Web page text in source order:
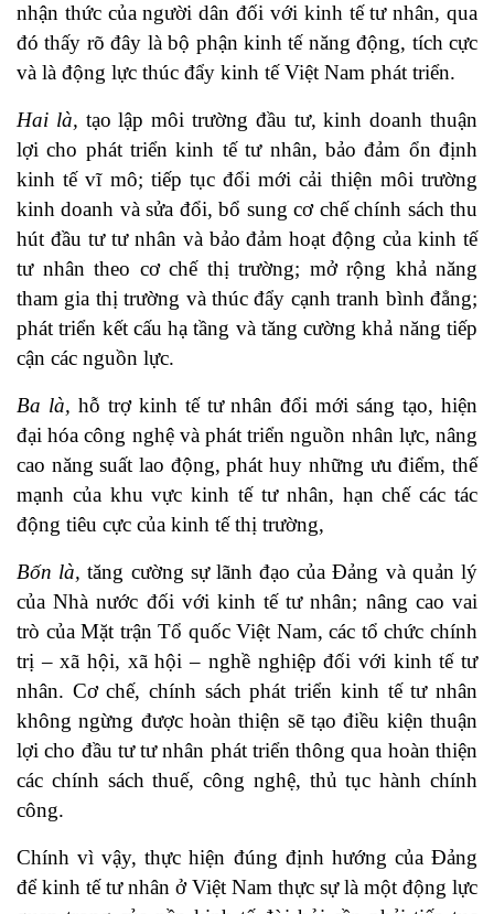
nhận thức của người dân đối với kinh tế tư nhân, qua
đó thấy rõ đây là bộ phận kinh tế năng động, tích cực
và là động lực thúc đẩy kinh tế Việt Nam phát triển.
Hai là, tạo lập môi trường đầu tư, kinh doanh thuận
lợi cho phát triển kinh tế tư nhân, bảo đảm ổn định
kinh tế vĩ mô; tiếp tục đổi mới cải thiện môi trường
kinh doanh và sửa đổi, bổ sung cơ chế chính sách thu
hút đầu tư tư nhân và bảo đảm hoạt động của kinh tế
tư nhân theo cơ chế thị trường; mở rộng khả năng
tham gia thị trường và thúc đẩy cạnh tranh bình đẳng;
phát triển kết cấu hạ tầng và tăng cường khả năng tiếp
cận các nguồn lực.
Ba là, hỗ trợ kinh tế tư nhân đổi mới sáng tạo, hiện
đại hóa công nghệ và phát triển nguồn nhân lực, nâng
cao năng suất lao động, phát huy những ưu điểm, thế
mạnh của khu vực kinh tế tư nhân, hạn chế các tác
động tiêu cực của kinh tế thị trường,
Bốn là,tăng cường sự lãnh đạo của Đảng và quản lý
của Nhà nước đối với kinh tế tư nhân; nâng cao vai
trò của Mặt trận Tổ quốc Việt Nam, các tổ chức chính
trị – xã hội, xã hội – nghề nghiệp đối với kinh tế tư
nhân. Cơ chế, chính sách phát triển kinh tế tư nhân
không ngừng được hoàn thiện sẽ tạo điều kiện thuận
lợi cho đầu tư tư nhân phát triển thông qua hoàn thiện
các chính sách thuế, công nghệ, thủ tục hành chính
công.
Chính vì vậy, thực hiện đúng định hướng của Đảng
để kinh tế tư nhân ở Việt Nam thực sự là một động lực